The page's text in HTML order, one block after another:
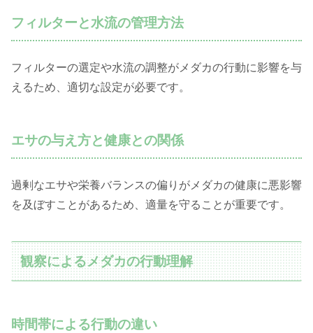
フィルターと水流の管理方法
フィルターの選定や水流の調整がメダカの行動に影響を与
えるため、適切な設定が必要です。
エサの与え方と健康との関係
過剰なエサや栄養バランスの偏りがメダカの健康に悪影響
を及ぼすことがあるため、適量を守ることが重要です。
観察によるメダカの行動理解
時間帯による行動の違い